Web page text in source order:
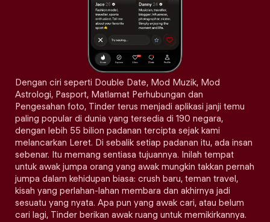
Dengan ciri seperti Double Date, Mod Muzik, Mod
Astrologi, Pasport, Matlamat Perhubungan dan
Pengesahan foto, Tinder terus menjadi aplikasi janji temu
paling popular di dunia yang tersedia di 190 negara,
dengan lebih 55 bilion padanan tercipta sejak kami
melancarkan Leret. Di sebalik setiap padanan itu, ada insan
sebenar. Itu memang sentiasa tujuannya. Inilah tempat
untuk awak jumpa orang yang awak mungkin takkan pernah
jumpa dalam kehidupan biasa: crush baru, teman travel,
kisah yang perlahan-lahan membara dan akhirnya jadi
sesuatu yang nyata. Apa pun yang awak cari, atau belum
cari lagi, Tinder berikan awak ruang untuk memikirkannya.